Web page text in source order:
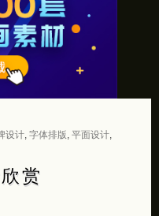
设计, 字体排版 平面设计,
赏